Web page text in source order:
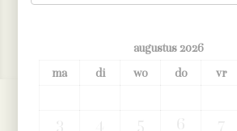
augustus2026
ma
di wo do vr
0478 99 97 49
Algemene voorwaarden